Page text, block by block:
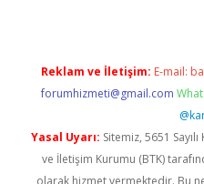
Reklam ve İletişim: E-mail:
forumhizmeti@gmail.com
Yasal Uyarı: Sitemiz, 5651
ve İletişim Kurumu (BTK)
olarak hizmet vermektedir. Bu